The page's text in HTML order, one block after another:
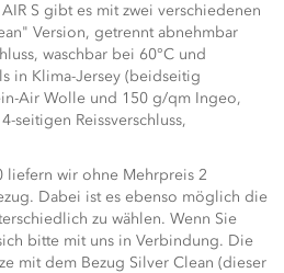
S gibt es mit zwei verschiedenen
Version, getrennt abnehmbar
waschbar bei 60°C und
in Klima-Jersey (beidseitig
Air Wolle und 150 g/qm Ingeo,
seitigen Reissverschluss,
liefern wir ohne Mehrpreis 2
Dabei ist es ebenso möglich die
zu wählen. Wenn Sie
bitte mit uns in Verbindung. Die
mit dem Bezug Silver Clean (dieser